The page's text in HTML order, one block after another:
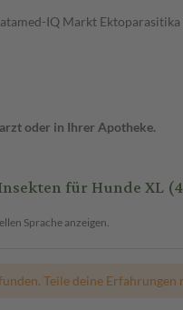
IQ Markt
oder in Ihrer Apotheke.
für Hunde XL
Sprache anzeigen.
Teile deine Erfahrungen